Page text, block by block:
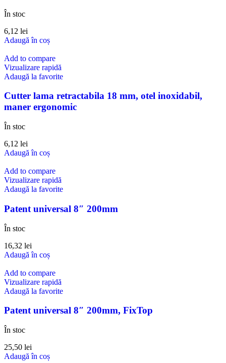
În stoc
6,12 lei
Adaugă în coș
Add to compare
Vizualizare rapidă
Adaugă la favorite
Cutter lama retractabila 18 mm, otel inoxidabil,
maner ergonomic
În stoc
6,12 lei
Adaugă în coș
Add to compare
Vizualizare rapidă
Adaugă la favorite
Patent universal 8″ 200mm
În stoc
16,32 lei
Adaugă în coș
Add to compare
Vizualizare rapidă
Adaugă la favorite
Patent universal 8″ 200mm, FixTop
În stoc
25,50 lei
Adaugă în coș